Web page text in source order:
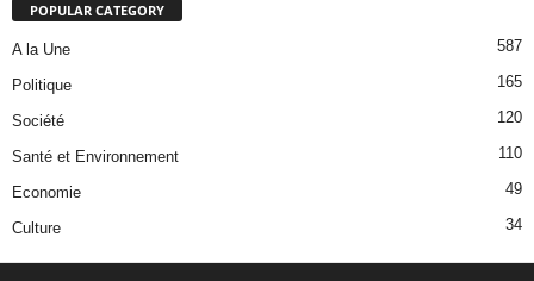
POPULAR CATEGORY
A la Une 587
Politique 165
Société 120
Santé et Environnement 110
Economie 49
Culture 34